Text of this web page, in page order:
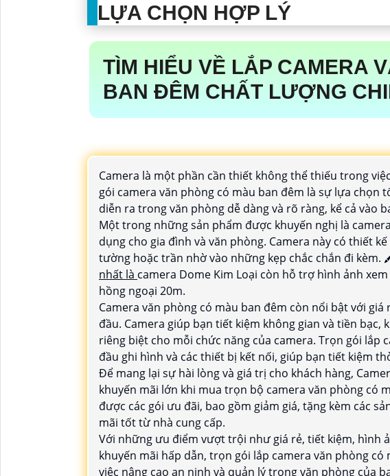
LỰA CHỌN HỢP LÝ
TÌM HIỂU VỀ LẮP CAMERA
BAN ĐÊM CHẤT LƯỢNG
Camera là một phần cần thiết không thể thiếu trong
gói camera văn phòng có màu ban đêm là sự lựa chọn
diễn ra trong văn phòng dễ dàng và rõ ràng, kể cả vào
Một trong những sản phẩm được khuyến nghị là
dụng cho gia đình và văn phòng. Camera này có thiết
tường hoặc trần nhờ vào những kẹp chắc chắn đi kèm.
nhất là camera Dome Kim Loại còn hỗ trợ hình ảnh
hồng ngoại 20m.
Camera văn phòng có màu ban đêm còn nổi bật với
đầu. Camera giúp bạn tiết kiệm không gian và tiền bạc,
riêng biệt cho mỗi chức năng của camera. Trọn gói lắp
đầu ghi hình và các thiết bị kết nối, giúp bạn tiết kiệm
Để mang lại sự hài lòng và giá trị cho khách hàng,
khuyến mãi lớn khi mua trọn bộ camera văn phòng có
được các gói ưu đãi, bao gồm giảm giá, tặng kèm các
mãi tốt từ nhà cung cấp.
Với những ưu điểm vượt trội như giá rẻ, tiết kiệm, hình
khuyến mãi hấp dẫn, trọn gói lắp camera văn phòng
việc nâng cao an ninh và quản lý trong văn phòng của